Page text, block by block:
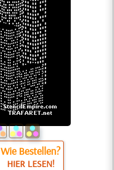
Wie Bestellen?
HIER LESEN!